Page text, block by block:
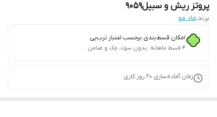
پروتز ریش و سبیل9059
برند:ماد مو
امکان قسط‌بندی برحسب اعتبار ترب‌پی
۴ قسط ماهانه. بدون سود، چک و ضامن.
زمان آماده‌سازی 20 روز کاری